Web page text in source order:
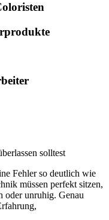
solltest
Fehler so deutlich wie
müssen perfekt sitzen,
oder unruhig. Genau